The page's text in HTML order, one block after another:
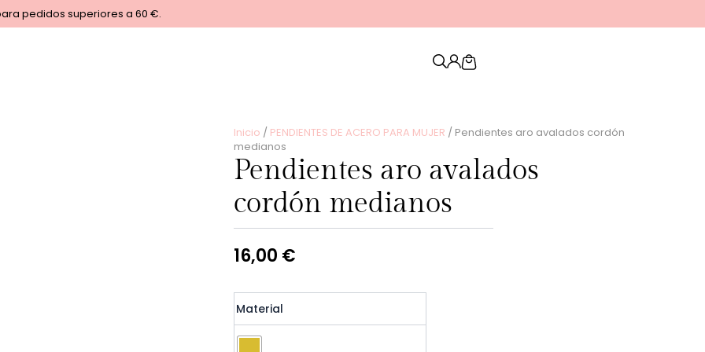
pedidos superiores a 60 €.
Inicio / PENDIENTES DE ACERO PARA MUJER / Pendientes aro avalados cordón
medianos
Pendientes aro avalados
cordón medianos
16,00 €
Material
aro